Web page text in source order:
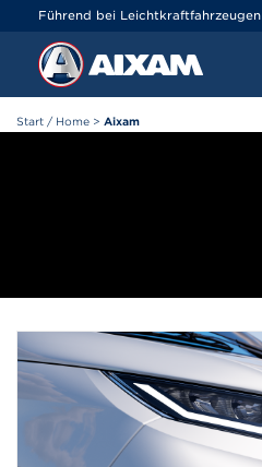
Führend bei Leichtkraftfahrzeugen
Start / Home > Aixam
Cookie-Einstellungen